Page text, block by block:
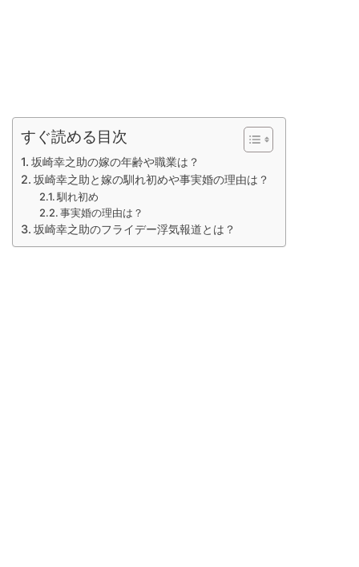
すぐ読める目次
坂崎幸之助の嫁の年齢や職業は？
坂崎幸之助と嫁の馴れ初めや事実婚の理由は？
馴れ初め
事実婚の理由は？
坂崎幸之助のフライデー浮気報道とは？